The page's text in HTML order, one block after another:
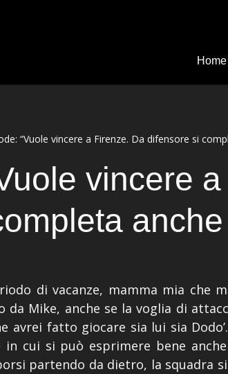
Home
“Vuole vincere a Firenze. Da difensore si
vincere
di vacanze, mamma mia che
Mike, anche se la voglia di
avrei fatto giocare sia lui sia
cui si può esprimere bene
partendo da dietro, la squadra